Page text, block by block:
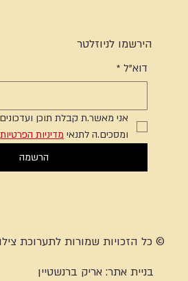
הירשמו לניוזלטר
דוא"ל *
ומסכים.ה לתנאי מדיניות הפרטיות
הרשמה
© כל הזכויות שמורות לתערוכת
בניית אתר:אריק ברנשטיין